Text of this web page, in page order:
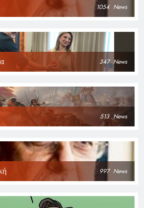
1054 News
347 News
513 News
997 News